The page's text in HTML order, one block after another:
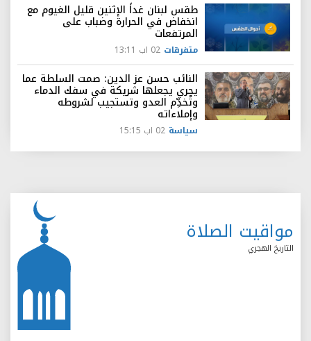
طقس لبنان غداً الإثنين قليل الغيوم مع
انخفاض في الحرارة وضباب على
المرتفعات
متفرقات 02 اب 13:11
النائب حسن عز الدين: صمت السلطة عما
يجري يجعلها شريكة في سفك الدماء
وتُخدِّم العدو وتستجيب لشروطه
وإملاءاته
سياسة 02 اب 15:15
مواقيت الصلاة
التاريخ الهجري